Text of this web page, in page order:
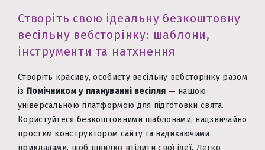
Створіть свою ідеальну безкоштовну
весільну вебсторінку: шаблони,
інструменти та натхнення
Створіть красиву, особисту весільну вебсторінку разом
із Помічником у плануванні весілля — нашою
універсальною платформою для підготовки свята.
Користуйтеся безкоштовними шаблонами, надзвичайно
простим конструктором сайту та надихаючими
прикладами, щоб швидко втілити свої ідеї. Легко